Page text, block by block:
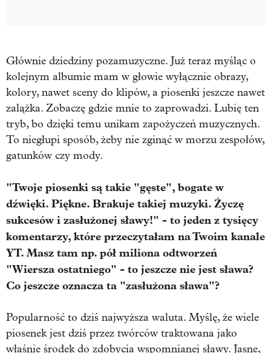
Głównie dziedziny pozamuzyczne. Już teraz myśląc o
kolejnym albumie mam w głowie wyłącznie obrazy,
kolory, nawet sceny do klipów, a piosenki jeszcze nawet
zalążka. Zobaczę gdzie mnie to zaprowadzi. Lubię ten
tryb, bo dzięki temu unikam zapożyczeń muzycznych.
To niegłupi sposób, żeby nie zginąć w morzu zespołów,
gatunków czy mody.
"Twoje piosenki są takie "gęste", bogate w
dźwięki. Piękne. Brakuje takiej muzyki. Życzę
sukcesów i zasłużonej sławy!" - to jeden z tysięcy
komentarzy, które przeczytałam na Twoim kanale
YT. Masz tam np. pół miliona odtworzeń
"Wiersza ostatniego" - to jeszcze nie jest sława?
Co jeszcze oznacza ta "zasłużona sława"?
Popularność to dziś najwyższa waluta. Myślę, że wiele
piosenek jest dziś przez twórców traktowana jako
właśnie środek do zdobycia wspomnianej sławy. Jasne,